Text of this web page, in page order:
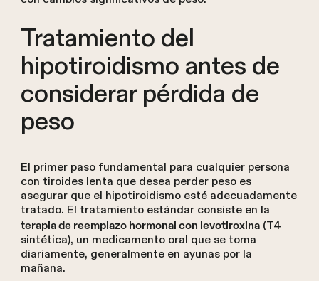
Tratamiento del
hipotiroidismo antes de
considerar pérdida de
peso
El primer paso fundamental para cualquier persona
con tiroides lenta que desea perder peso es
asegurar que el hipotiroidismo esté adecuadamente
tratado. El tratamiento estándar consiste en la
terapia de reemplazo hormonal con levotiroxina(T4
sintética), un medicamento oral que se toma
diariamente, generalmente en ayunas por la
mañana.